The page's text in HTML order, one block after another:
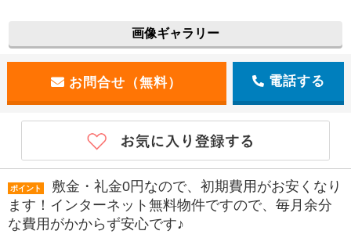
画像ギャラリー
電話する
ポイント
敷金・礼金0円なので、初期費用がお安くなり
ます！インターネット無料物件ですので、毎月余分
な費用がかからず安心です♪